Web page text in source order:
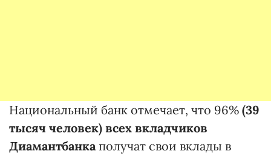
Национальный банк отмечает, что 96% (39
тысяч человек) всех вкладчиков
Диамантбанкаполучат свои вклады в